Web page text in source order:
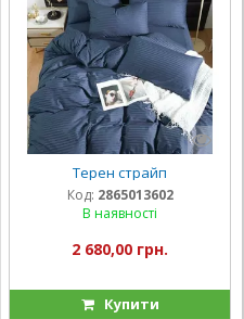
Терен страйп
Код: 2865013602
В наявності
2 680,00 грн.
Купити